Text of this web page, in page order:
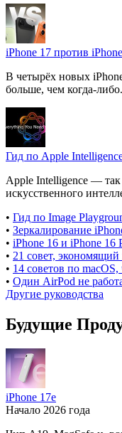
iPhone 17 против
В четырёх новых
больше, чем когда-
Гид по Apple
Apple Intelligence —
искусственного
• Гид по Image
• Зеркалирование
• iPhone 16 и iPhone 16
• 21 совет,
• 14 советов по
• Один AirPod не
Другие руководства
Будущие
iPhone 17e
Начало 2026 года